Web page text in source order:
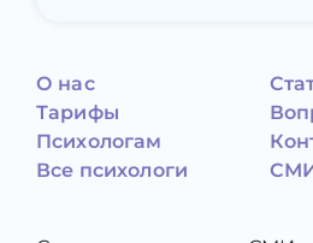
О нас
Тарифы
Психологам
Все психологи